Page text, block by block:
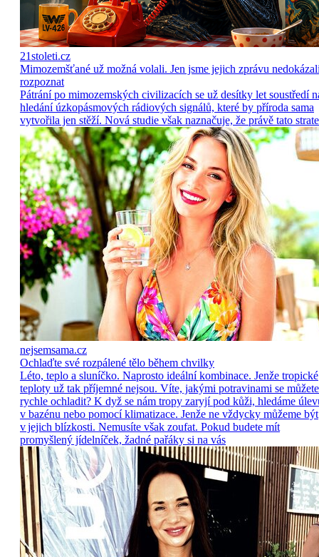
21stoleti.cz
Mimozemšťané už možná volali. Jen jsme jejich zprávu
rozpoznat
Pátrání po mimozemských civilizacích se už desítky let soustředí
hledání úzkopásmových rádiových signálů, které by příroda sama
vytvořila jen stěží. Nová studie však naznačuje, že právě tato strate
nejsemsama.cz
Ochlaďte své rozpálené tělo během chvilky
Léto, teplo a sluníčko. Naprosto ideální kombinace. Jenže tropické
teploty už tak příjemné nejsou. Víte, jakými potravinami se můžete
rychle ochladit? K dyž se nám tropy zaryjí pod kůži, hledáme
v bazénu nebo pomocí klimatizace. Jenže ne vždycky můžeme být
v jejich blízkosti. Nemusíte však zoufat. Pokud budete mít
promyšlený jídelníček, žadné pařáky si na vás